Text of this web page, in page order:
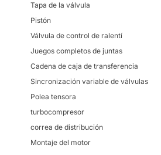
Tapa de la válvula
Pistón
Válvula de control de ralentí
Juegos completos de juntas
Cadena de caja de transferencia
Sincronización variable de válvulas
Polea tensora
turbocompresor
correa de distribución
Montaje del motor